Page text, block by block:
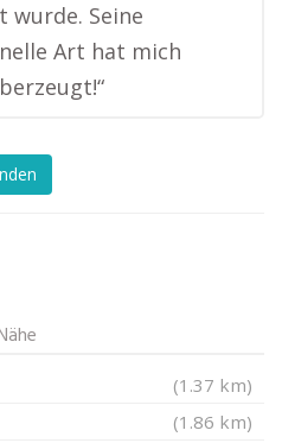
wurde. Seine
Art hat mich
(1.37 km)
(1.86 km)